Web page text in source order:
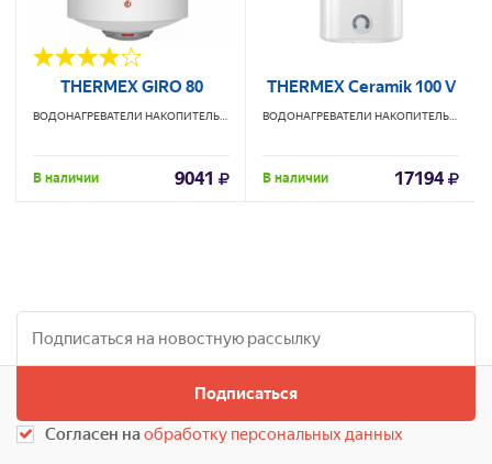
THERMEX GIRO 80
THERMEX
В наличии 9041
THERMEX Ceramik 100 V
В наличии 17194
Подписаться
Согласен наобработку персональных данных